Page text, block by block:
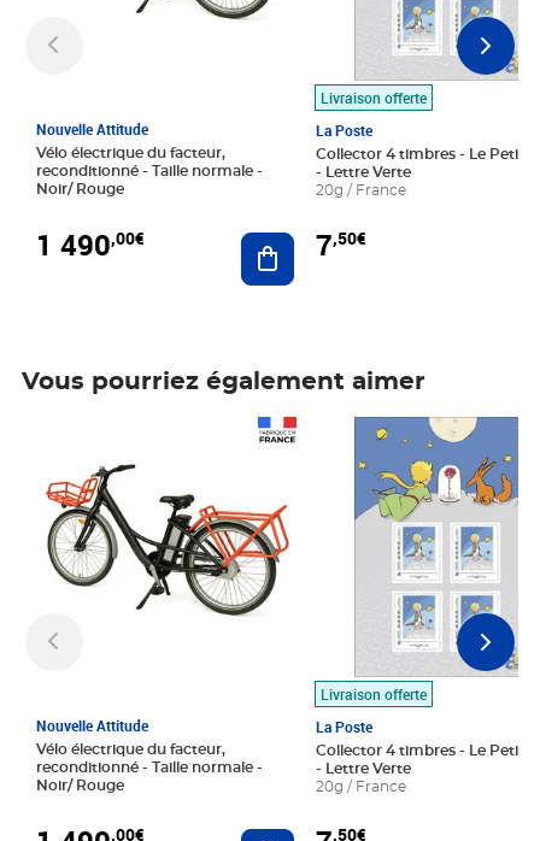
Nouvelle Attitude
Vélo électrique du facteur,
reconditionné - Taille normale -
Noir/ Rouge
1 490,00€ Ajouter au panier
Livraison offerte
La Poste
Collector 4 timbres - Le Petit
- Lettre Verte
20g / France
7,50€
Vous pourriez également aimer
Nouvelle Attitude
Vélo électrique du facteur,
reconditionné - Taille normale -
Noir/ Rouge
,00€ Ajouter au panier
Livraison offerte
La Poste
Collector 4 timbres - Le Petit
- Lettre Verte
20g / France
,50€
Prix 7,50€